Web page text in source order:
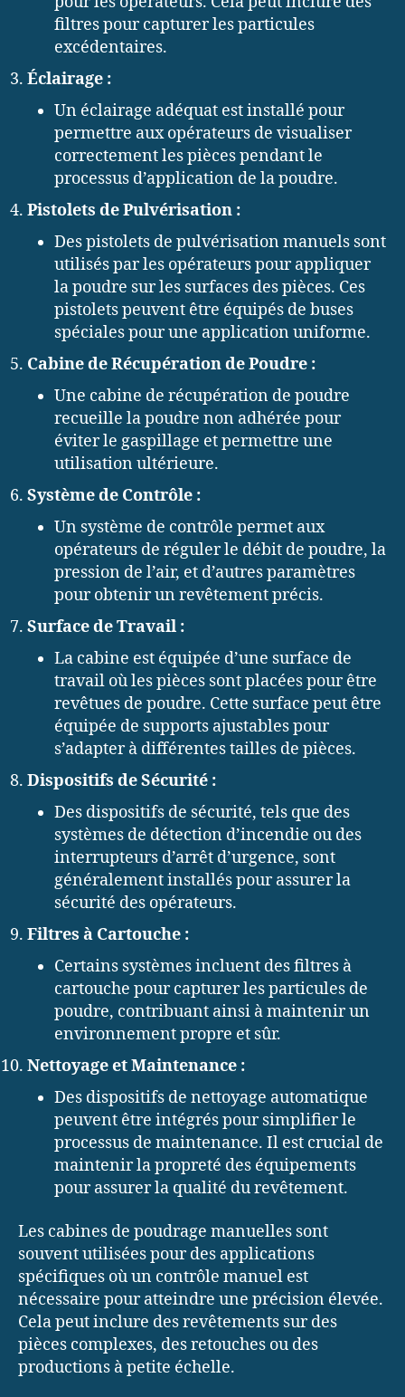
filtres pour capturer les particules
excédentaires.
Éclairage :
Un éclairage adéquat est installé pour
permettre aux opérateurs de visualiser
correctement les pièces pendant le
processus d’application de la poudre.
Pistolets de Pulvérisation :
Des pistolets de pulvérisation manuels sont
utilisés par les opérateurs pour appliquer
la poudre sur les surfaces des pièces. Ces
pistolets peuvent être équipés de buses
spéciales pour une application uniforme.
Cabine de Récupération de Poudre :
Une cabine de récupération de poudre
recueille la poudre non adhérée pour
éviter le gaspillage et permettre une
utilisation ultérieure.
Système de Contrôle :
Un système de contrôle permet aux
opérateurs de réguler le débit de poudre, la
pression de l’air, et d’autres paramètres
pour obtenir un revêtement précis.
Surface de Travail :
La cabine est équipée d’une surface de
travail où les pièces sont placées pour être
revêtues de poudre. Cette surface peut être
équipée de supports ajustables pour
s’adapter à différentes tailles de pièces.
Dispositifs de Sécurité :
Des dispositifs de sécurité, tels que des
systèmes de détection d’incendie ou des
interrupteurs d’arrêt d’urgence, sont
généralement installés pour assurer la
sécurité des opérateurs.
Filtres à Cartouche :
Certains systèmes incluent des filtres à
cartouche pour capturer les particules de
poudre, contribuant ainsi à maintenir un
environnement propre et sûr.
Nettoyage et Maintenance :
Des dispositifs de nettoyage automatique
peuvent être intégrés pour simplifier le
processus de maintenance. Il est crucial de
maintenir la propreté des équipements
pour assurer la qualité du revêtement.
Les cabines de poudrage manuelles sont
souvent utilisées pour des applications
spécifiques où un contrôle manuel est
nécessaire pour atteindre une précision élevée.
Cela peut inclure des revêtements sur des
pièces complexes, des retouches ou des
productions à petite échelle.